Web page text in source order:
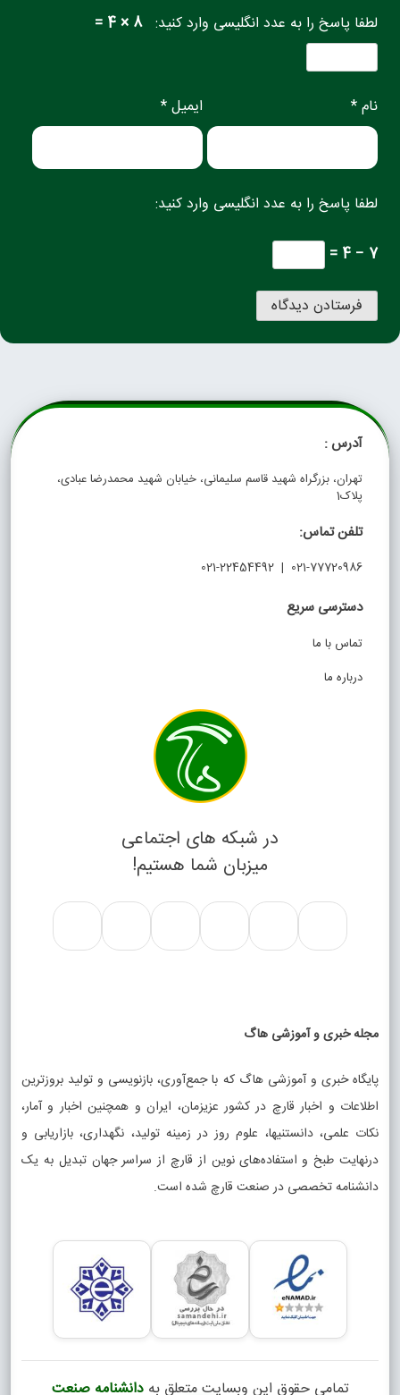
لطفا پاسخ را به عدد انگلیسی وارد کنید: 8 × 4 =
نام * ایمیل *
لطفا پاسخ را به عدد انگلیسی وارد کنید:
7 − 4 =
آدرس :
تهران، بزرگراه شهید قاسم سلیمانی، خیابان شهید محمدرضا عبادی،
پلاک1
تلفن تماس:
021-77720986 | 021-22454492
دسترسی سریع
تماس با ما
درباره ما
در شبکه های اجتماعی
میزبان شما هستیم!
مجله خبری و آموزشی هاگ
پایگاه خبری و آموزشی هاگ که با جمع‌آوری، بازنویسی و تولید بروزترین
اطلاعات و اخبار قارچ در کشور عزیزمان، ایران و همچنین اخبار و آمار،
نکات علمی، دانستنیها، علوم روز در زمینه تولید، نگهداری، بازاریابی و
درنهایت طبخ و استفاده‌های نوین از قارچ از سراسر جهان تبدیل به یک
دانشنامه تخصصی در صنعت قارچ شده است.
تمامی حقوق این وبسایت متعلق بهدانشنامه صنعت